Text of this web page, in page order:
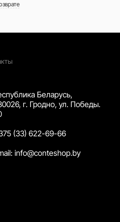
Беларусь,
г. Гродно, ул. Победы.
(33) 622-69-66
info@conteshop.by